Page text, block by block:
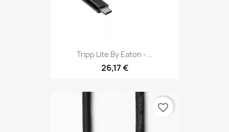
Tripp Lite By Eaton -...
26,17 €
favorite_border